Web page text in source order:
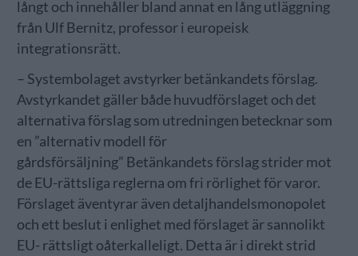
långt och innehåller bland annat en lång utläggning
från Ulf Bernitz, professor i europeisk
integrationsrätt.
– Systembolaget avstyrker betänkandets förslag.
Avstyrkandet gäller både huvudförslaget och det
alternativa förslag som utredningen betecknar som
en ”alternativ modell för
gårdsförsäljning” Betänkandets förslag strider mot
de EU-rättsliga reglerna om fri rörlighet för varor.
Förslaget äventyrar även detaljhandelsmonopolet
och ett beslut i enlighet med förslaget är sannolikt
EU- rättsligt oåterkalleligt. Detta är i direkt strid